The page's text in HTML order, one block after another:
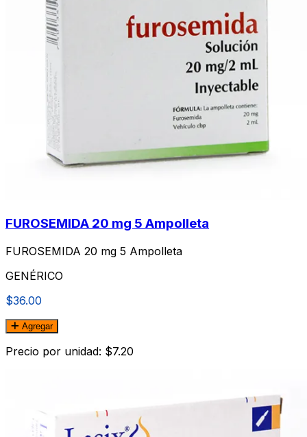
FUROSEMIDA 20 mg 5 Ampolleta
FUROSEMIDA 20 mg 5 Ampolleta
GENÉRICO
$36.00
Agregar
Precio por unidad: $7.20